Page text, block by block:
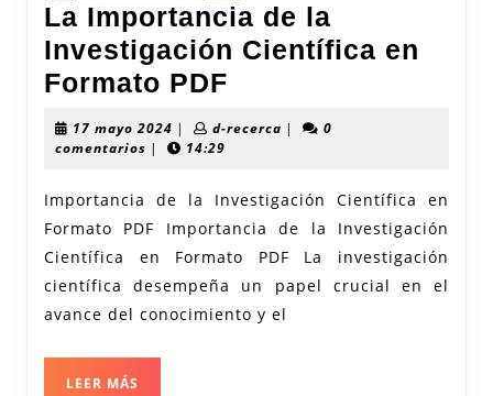
La Importancia de la
Investigación Científica en
Formato PDF
Importancia
Investigación
Científica
en
Formato
17 mayo 2024 17
mayo
| d-recercad-|
0
comentarios | 14:29
Importancia de la Investigación Científica en
Formato PDF Importancia de la Investigación
Científica en Formato PDF La investigación
científica desempeña un papel crucial en el
avance del conocimiento y el
LEER MÁS